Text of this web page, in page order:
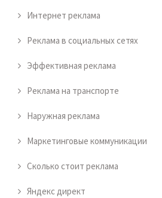
Интернет реклама
Реклама в социальных сетях
Эффективная реклама
Реклама на транспорте
Наружная реклама
Маркетинговые коммуникации
Сколько стоит реклама
Яндекс директ